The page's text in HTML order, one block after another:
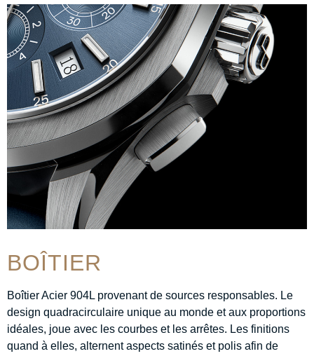
BOÎTIER
Boîtier Acier 904L provenant de sources responsables. Le
design quadracirculaire unique au monde et aux proportions
idéales, joue avec les courbes et les arrêtes. Les finitions
quand à elles, alternent aspects satinés et polis afin de